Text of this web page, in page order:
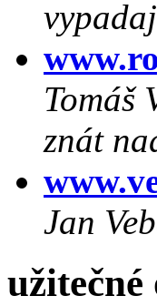
Tomáš
znát
Jan
užitečné